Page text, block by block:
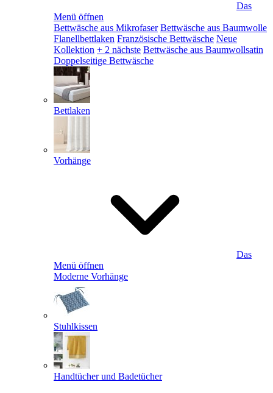
Das
Menü öffnen
Bettwäsche aus Mikrofaser Bettwäsche aus Baumwolle
Flanellbettlaken Französische Bettwäsche Neue
Kollektion + 2 nächste Bettwäsche aus Baumwollsatin
Doppelseitige Bettwäsche
Bettlaken
Vorhänge
Das
Menü öffnen
Moderne Vorhänge
Stuhlkissen
Handtücher und Badetücher